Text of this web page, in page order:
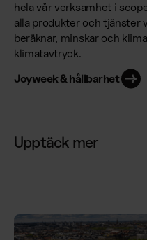
hela vår verksamhet i
alla produkter och tjänster
beräknar, minskar och
klimatavtryck.
Joyweek & hållbarhet
Upptäck mer